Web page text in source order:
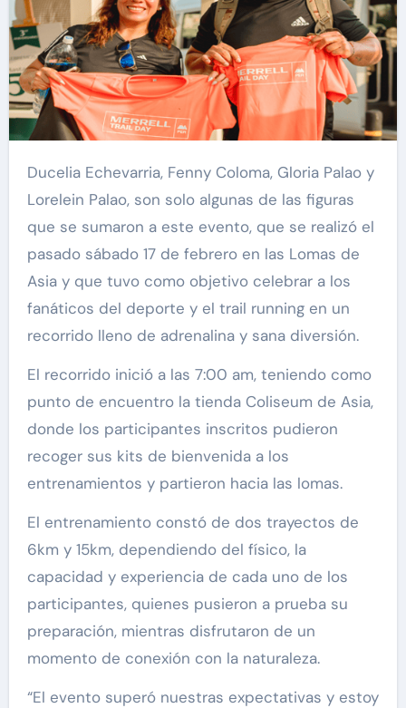
Ducelia Echevarria, Fenny Coloma, Gloria Palao y
Lorelein Palao, son solo algunas de las figuras
que se sumaron a este evento, que se realizó el
pasado sábado 17 de febrero en las Lomas de
Asia y que tuvo como objetivo celebrar a los
fanáticos del deporte y el trail running en un
recorrido lleno de adrenalina y sana diversión.
El recorrido inició a las 7:00 am, teniendo como
punto de encuentro la tienda Coliseum de Asia,
donde los participantes inscritos pudieron
recoger sus kits de bienvenida a los
entrenamientos y partieron hacia las lomas.
El entrenamiento constó de dos trayectos de
6km y 15km, dependiendo del físico, la
capacidad y experiencia de cada uno de los
participantes, quienes pusieron a prueba su
preparación, mientras disfrutaron de un
momento de conexión con la naturaleza.
“El evento superó nuestras expectativas y estoy